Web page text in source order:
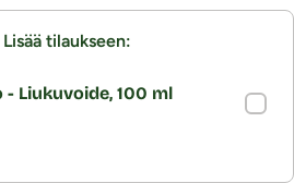
Lisää tilaukseen:
- Liukuvoide, 100 ml